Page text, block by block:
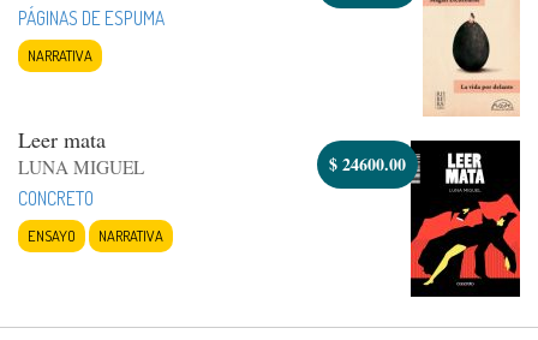
PÁGINAS DE ESPUMA
NARRATIVA
Leer mata
LUNA MIGUEL
CONCRETO
ENSAYO NARRATIVA
$24600.00